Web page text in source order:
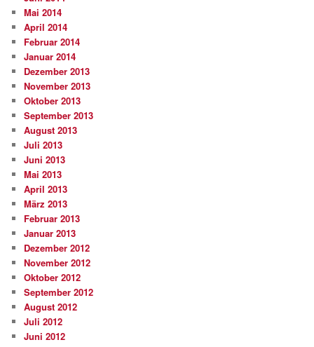
Mai 2014
April 2014
Februar 2014
Januar 2014
Dezember 2013
November 2013
Oktober 2013
September 2013
August 2013
Juli 2013
Juni 2013
Mai 2013
April 2013
März 2013
Februar 2013
Januar 2013
Dezember 2012
November 2012
Oktober 2012
September 2012
August 2012
Juli 2012
Juni 2012